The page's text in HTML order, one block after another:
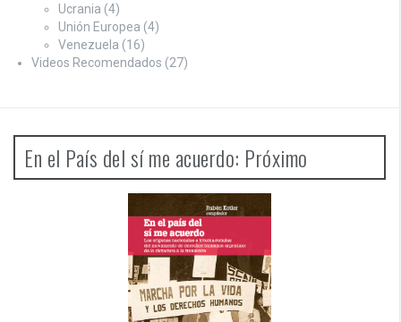
Ucrania (4)
Unión Europea (4)
Venezuela (16)
Videos Recomendados (27)
En el País del sí me acuerdo: Próximo